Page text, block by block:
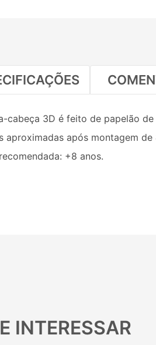
3D é feito de papelão
após montagem
+8 anos.
INTERESSAR